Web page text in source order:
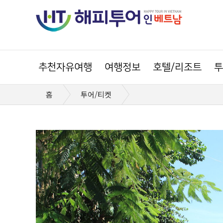
추천자유여행 여행정보 호텔/리조트
홈 투어/티켓